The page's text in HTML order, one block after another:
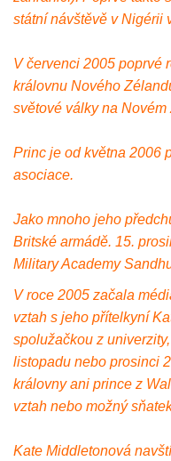
státní návštěvě v Nigérii
V červenci 2005 poprvé
královnu Nového
světové války na Novém
Princ je od května 2006
asociace.
Jako mnoho jeho
Britské armádě. 15.
Military Academy
V roce 2005 začala
vztah s jeho přítelkyní
spolužačkou z
listopadu nebo prosinci
královny ani prince z
vztah nebo možný
Kate Middletonová